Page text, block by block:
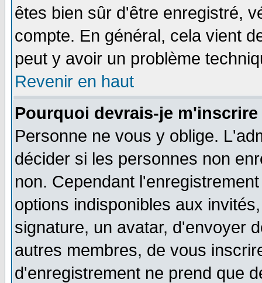
êtes bien sûr d'être enregistré,
compte. En général, cela vient
peut y avoir un problème
Revenir en haut
Pourquoi devrais-je
Personne ne vous y oblige.
décider si les personnes non
non. Cependant
options indisponibles aux
signature, un avatar, d'envoyer
autres membres, de vous
d'enregistrement ne prend que